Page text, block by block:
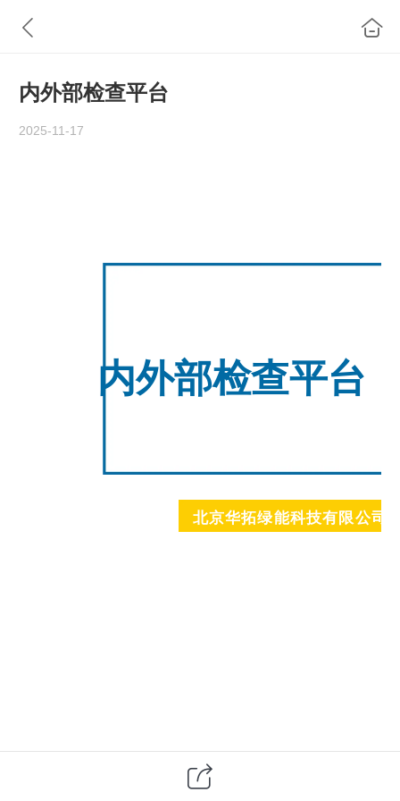
内外部检查平台
2025-11-17
北京华拓绿能科技有限公司
内外部检查平台